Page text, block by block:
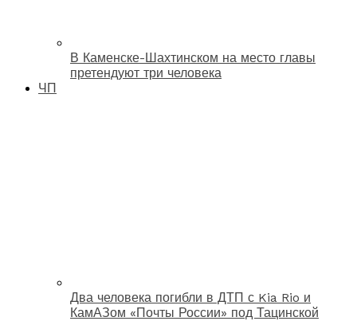
В Каменске-Шахтинском на место главы
претендуют три человека
ЧП
Два человека погибли в ДТП с Kia Rio и
КамАЗом «Почты России» под Тацинской